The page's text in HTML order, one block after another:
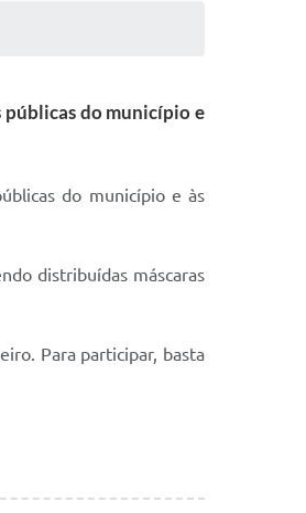
do município e
do município e às
distribuídas máscaras
Para participar, basta